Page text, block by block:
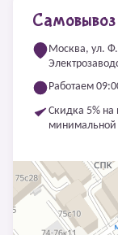
Самовывоз
Москва, ул.
Работаем
Скидка 5% на